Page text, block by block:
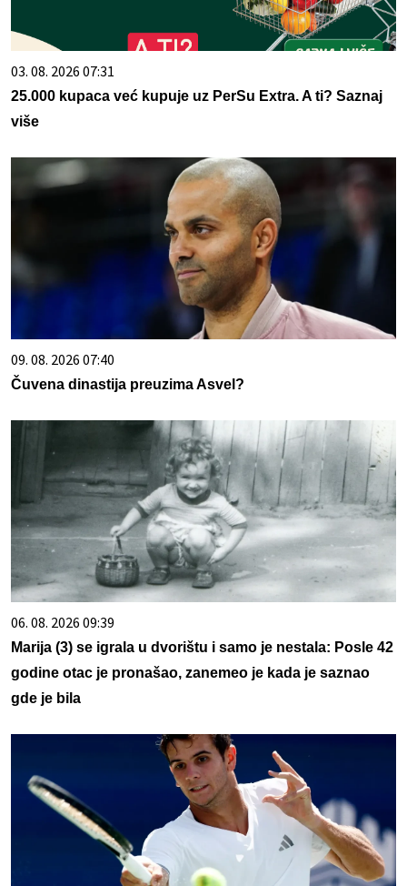
03. 08. 2026 07:31
25.000 kupaca već kupuje uz PerSu Extra. A ti? Saznaj
više
09. 08. 2026 07:40
Čuvena dinastija preuzima Asvel?
06. 08. 2026 09:39
Marija (3) se igrala u dvorištu i samo je nestala: Posle 42
godine otac je pronašao, zanemeo je kada je saznao
gde je bila